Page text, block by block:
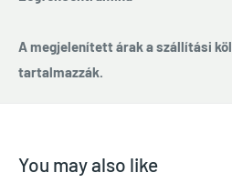
A megjelenített árak a szállítási
tartalmazzák.
You may also like